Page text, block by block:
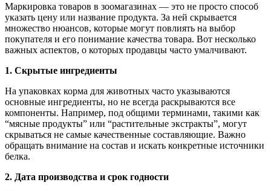
Маркировка товаров в зоомагазинах — это не просто способ
указать цену или название продукта. За ней скрывается
множество нюансов, которые могут повлиять на выбор
покупателя и его понимание качества товара. Вот несколько
важных аспектов, о которых продавцы часто умалчивают.
1. Скрытые ингредиенты
На упаковках корма для животных часто указываются
основные ингредиенты, но не всегда раскрываются все
компоненты. Например, под общими терминами, такими как
“мясные продукты” или “растительные экстракты”, могут
скрываться не самые качественные составляющие. Важно
обращать внимание на состав и искать конкретные источники
белка.
2. Дата производства и срок годности